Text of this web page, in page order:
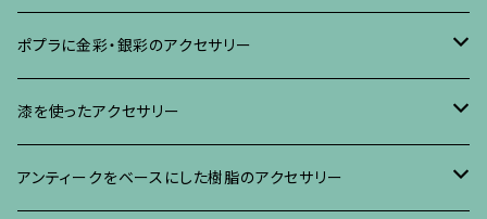
ブローチ
イヤリング・ピアス
ネックレス、その他
ポプラに金彩・銀彩のアクセサリー
ブローチ
イヤリング、ピアス
漆を使ったアクセサリー
ブローチ
アンティークをベースにした樹脂のアクセサリー